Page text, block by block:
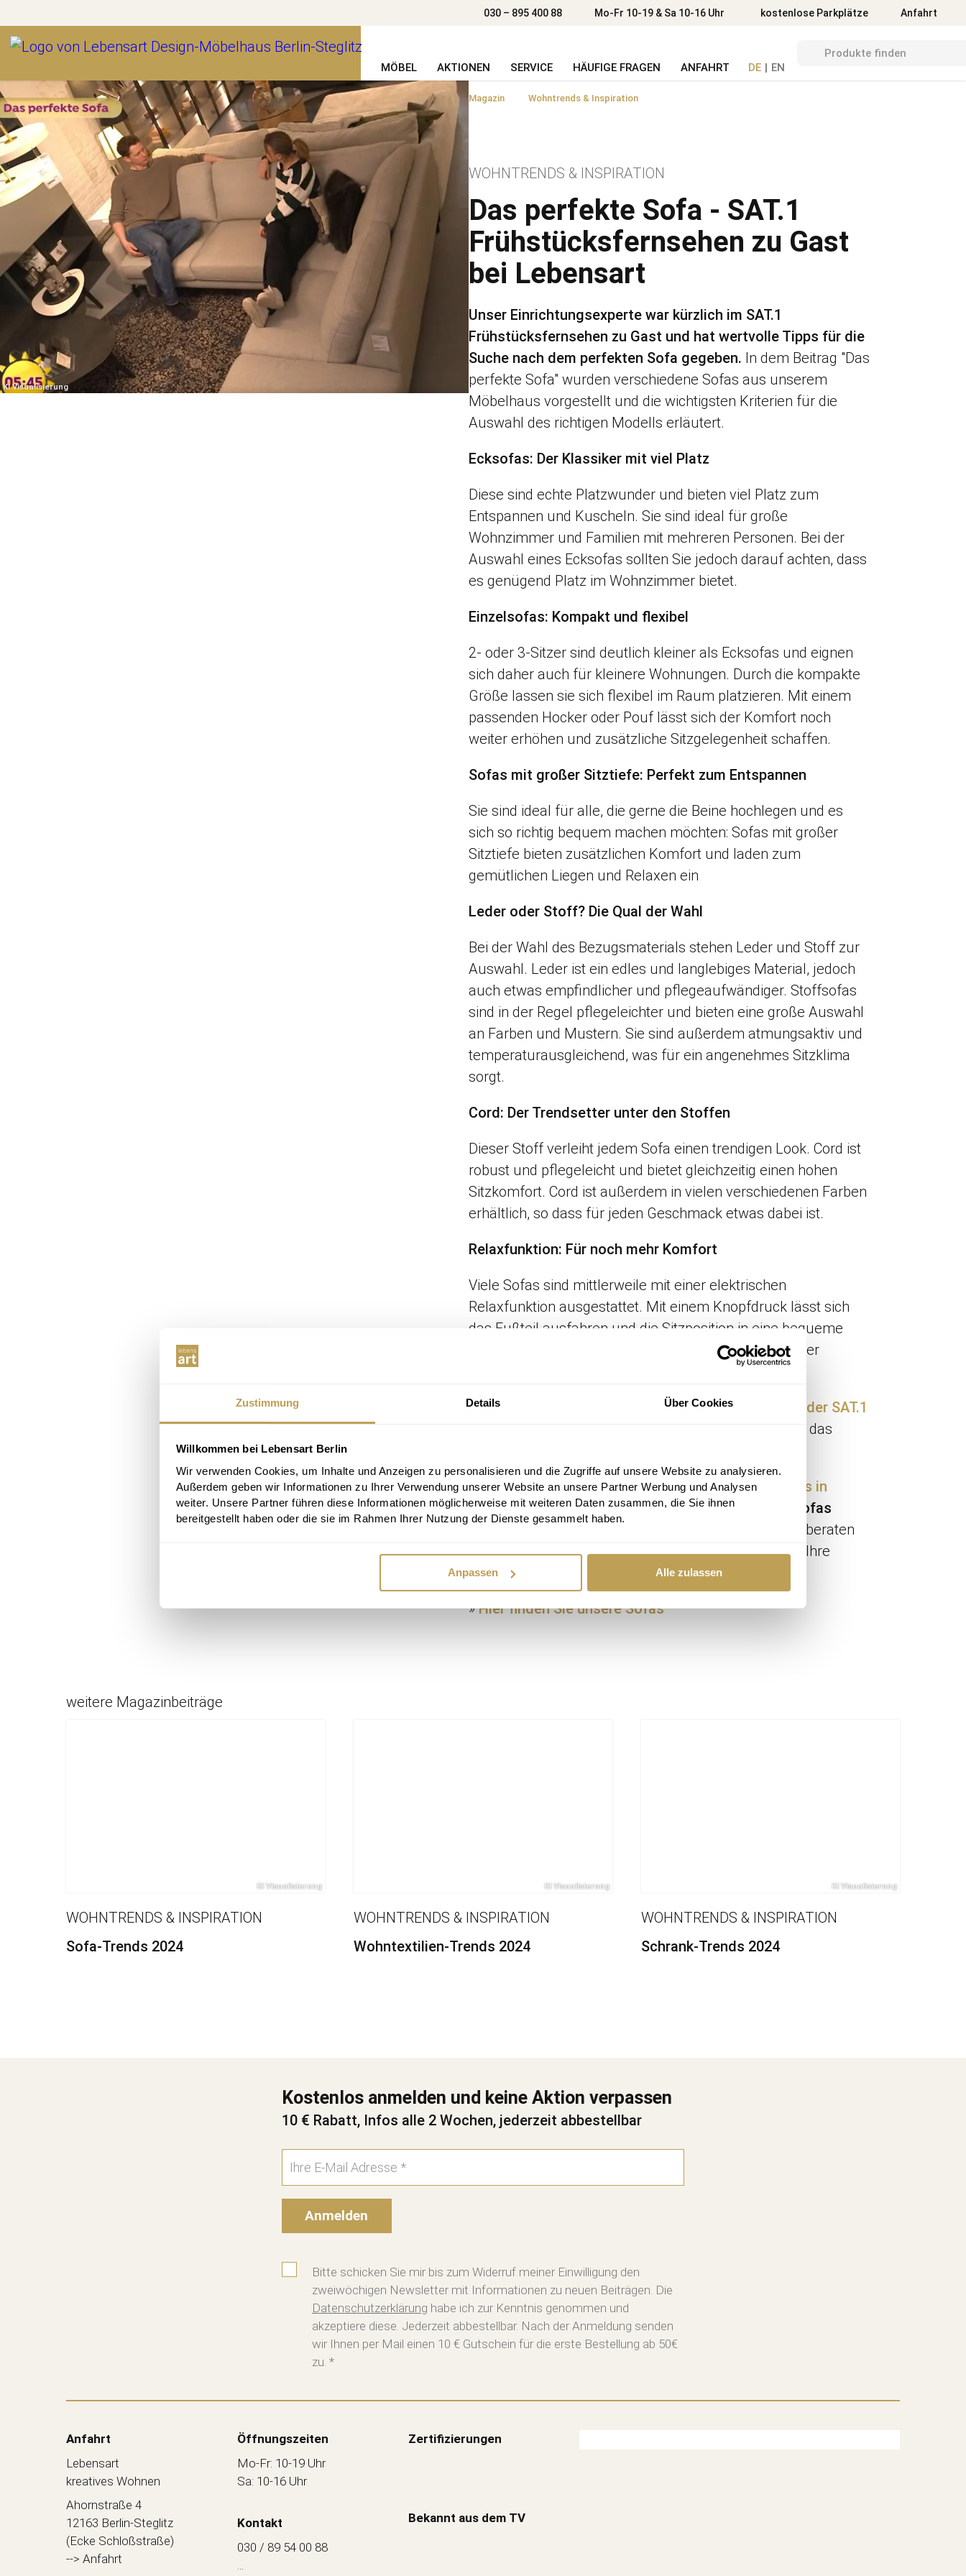
Zustimmung Details Über Cookies
Willkommen bei Lebensart Berlin
Wir verwenden Cookies, um Inhalte und Anzeigen zu personalisieren und die Zugriffe auf unsere Website zu analysieren.
Außerdem geben wir Informationen zu Ihrer Verwendung unserer Website an unsere Partner Werbung und Analysen
weiter. Unsere Partner führen diese Informationen möglicherweise mit weiteren Daten zusammen, die Sie ihnen
bereitgestellt haben oder die sie im Rahmen Ihrer Nutzung der Dienste gesammelt haben.
Anpassen Alle zulassen
030 – 895 400 88 Mo-Fr 10-19 & Sa 10-16 Uhr kostenlose Parkplätze Anfahrt
MÖBEL AKTIONEN SERVICE HÄUFIGE FRAGEN ANFAHRT DE | EN
Magazin Wohntrends & Inspiration
Das perfekte Sofa - SAT.1
Frühstücksfernsehen zu Gast
bei Lebensart
WOHNTRENDS & INSPIRATION
Unser Einrichtungsexperte war kürzlich im SAT.1
Frühstücksfernsehen zu Gast und hat wertvolle Tipps für die
Suche nach dem perfekten Sofa gegeben. In dem Beitrag "Das
perfekte Sofa" wurden verschiedene Sofas aus unserem
Möbelhaus vorgestellt und die wichtigsten Kriterien für die
Auswahl des richtigen Modells erläutert.
Ecksofas: Der Klassiker mit viel Platz
Diese sind echte Platzwunder und bieten viel Platz zum
Entspannen und Kuscheln. Sie sind ideal für große
Wohnzimmer und Familien mit mehreren Personen. Bei der
Auswahl eines Ecksofas sollten Sie jedoch darauf achten, dass
es genügend Platz im Wohnzimmer bietet.
Einzelsofas: Kompakt und flexibel
2- oder 3-Sitzer sind deutlich kleiner als Ecksofas und eignen
sich daher auch für kleinere Wohnungen. Durch die kompakte
Größe lassen sie sich flexibel im Raum platzieren. Mit einem
passenden Hocker oder Pouf lässt sich der Komfort noch
weiter erhöhen und zusätzliche Sitzgelegenheit schaffen.
Sofas mit großer Sitztiefe: Perfekt zum Entspannen
Sie sind ideal für alle, die gerne die Beine hochlegen und es
sich so richtig bequem machen möchten: Sofas mit großer
Sitztiefe bieten zusätzlichen Komfort und laden zum
gemütlichen Liegen und Relaxen ein
Leder oder Stoff? Die Qual der Wahl
Bei der Wahl des Bezugsmaterials stehen Leder und Stoff zur
Auswahl. Leder ist ein edles und langlebiges Material, jedoch
auch etwas empfindlicher und pflegeaufwändiger. Stoffsofas
sind in der Regel pflegeleichter und bieten eine große Auswahl
an Farben und Mustern. Sie sind außerdem atmungsaktiv und
temperaturausgleichend, was für ein angenehmes Sitzklima
sorgt.
Cord: Der Trendsetter unter den Stoffen
Dieser Stoff verleiht jedem Sofa einen trendigen Look. Cord ist
robust und pflegeleicht und bietet gleichzeitig einen hohen
Sitzkomfort. Cord ist außerdem in vielen verschiedenen Farben
erhältlich, so dass für jeden Geschmack etwas dabei ist.
Relaxfunktion: Für noch mehr Komfort
Viele Sofas sind mittlerweile mit einer elektrischen
Relaxfunktion ausgestattet. Mit einem Knopfdruck lässt sich
das Fußteil ausfahren und die Sitzposition in eine bequeme
Liegeposition verstellen. So können Sie noch bequemer
entspannen und den Alltagsstress hinter sich lassen.
»Den Beitrag "Das perfekte Sofa" finden Sie jetzt in der SAT.1
Lassen Sie sich inspirieren und finden Sie das
Wir laden Sie herzlich ein, uns in unseremMöbelhaus in
Berlin-Steglitzzu besuchen und sich von unseren Sofas
inspirieren zu lassen.
Unsere erfahrenen Mitarbeiter beraten
Sie gerne bei der Auswahl des perfekten Modells für Ihre
Bedürfnisse.
»Hier finden Sie unsere Sofas
weitere Magazinbeiträge
WOHNTRENDS & INSPIRATION
Sofa-Trends 2024
WOHNTRENDS & INSPIRATION
Wohntextilien-Trends 2024
WOHNTRENDS & INSPIRATION
Schrank-Trends 2024
Kostenlos anmelden und keine Aktion verpassen
10 € Rabatt, Infos alle 2 Wochen, jederzeit abbestellbar
Anmelden
Bitte schicken Sie mir bis zum Widerruf meiner Einwilligung den
zweiwöchigen Newsletter mit Informationen zu neuen Beiträgen. Die
Datenschutzerklärung habe ich zur Kenntnis genommen und
akzeptiere diese. Jederzeit abbestellbar. Nach der Anmeldung senden
wir Ihnen per Mail einen 10 € Gutschein für die erste Bestellung ab 50€
zu. *
Anfahrt
Lebensart
kreatives Wohnen
Ahornstraße 4
12163 Berlin-Steglitz
(Ecke Schloßstraße)
--> Anfahrt
Öffnungszeiten
Mo-Fr: 10-19 Uhr
Sa: 10-16 Uhr
Kontakt
030 / 89 54 00 88
Zertifizierungen
Bekannt aus dem TV